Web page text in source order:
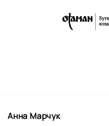
Анна Марчук